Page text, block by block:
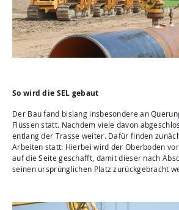
So wird die SEL gebaut
Der Bau fand bislang insbesondere an
Flüssen statt. Nachdem viele davon
entlang der Trasse weiter. Dafür finden
Arbeiten statt: Hierbei wird der Oberboden
auf die Seite geschafft, damit dieser nach
seinen ursprünglichen Platz zurückgebracht